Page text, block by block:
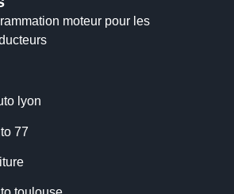
moteur pour les
lyon
77